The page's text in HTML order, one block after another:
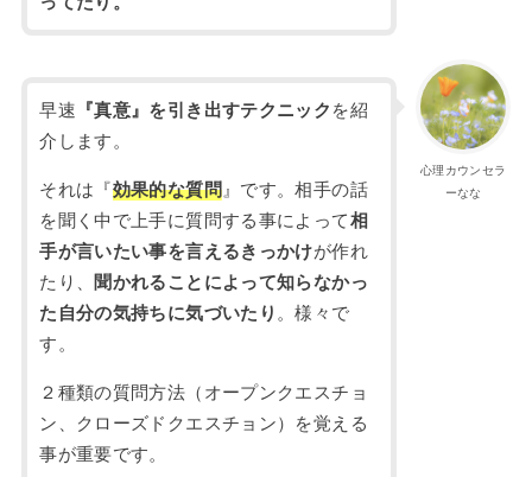
心理カウンセラ
ーなな
早速 『真意』を引き出すテクニック を紹
介します。
それは『効果的な質問』です。相手の話
を聞く中で上手に質問する事によって相
手が言いたい事を言えるきっかけが作れ
たり、
聞かれることによって知らなかっ
た自分の気持ちに気づいたり 。様々で
す。
２種類の質問方法（オープンクエスチョ
ン、クローズドクエスチョン）を覚える
事が重要です。